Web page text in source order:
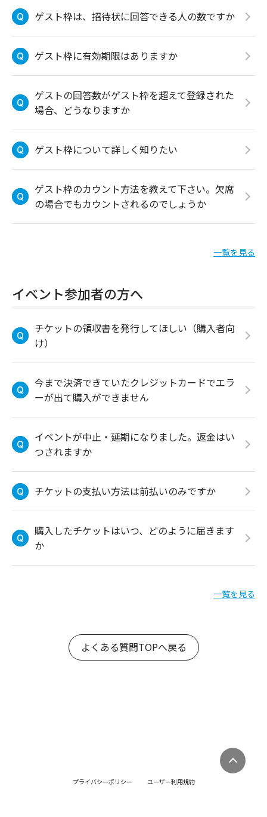
ゲスト枠は、招待状に回答できる人の数ですか
ゲスト枠に有効期限はありますか
ゲストの回答数がゲスト枠を超えて登録された
場合、どうなりますか
ゲスト枠について詳しく知りたい
ゲスト枠のカウント方法を教えて下さい。欠席
の場合でもカウントされるのでしょうか
一覧を見る
イベント参加者の方へ
チケットの領収書を発行してほしい（購入者向
け）
今まで決済できていたクレジットカードでエラ
ーが出て購入ができません
イベントが中止・延期になりました。返金はい
つされますか
チケットの支払い方法は前払いのみですか
購入したチケットはいつ、どのように届きます
か
一覧を見る
よくある質問TOPへ戻る
プライバシーポリシー
ユーザー利用規約